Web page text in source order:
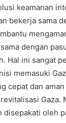
keamanan
bekerja sama
dengan
Hal ini sangat
memasuki
cepat dan
Gaza.
disepakati oleh